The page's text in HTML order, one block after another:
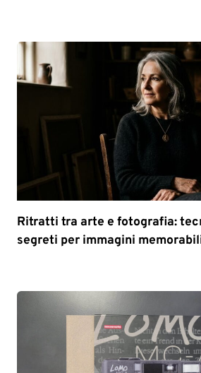
Ritratti tra arte e fotografia:
segreti per immagini